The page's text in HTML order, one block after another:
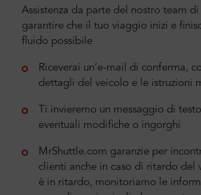
Assistenza da parte del nostro team
garantire che il tuo viaggio inizi e
fluido possibile
Riceverai un’e-mail di conferma,
dettagli del veicolo e le istruzioni
Ti invieremo un messaggio di
eventuali modifiche o ingorghi
MrShuttle.com garanzie per
clienti anche in caso di ritardo del
è in ritardo, monitoriamo le